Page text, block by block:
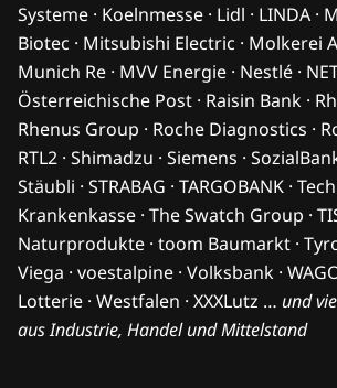
Systeme · Koelnmesse · Lidl · LINDA ·
Biotec · Mitsubishi Electric · Molkerei
Munich Re · MVV Energie · Nestlé ·
Österreichische Post · Raisin Bank ·
Rhenus Group · Roche Diagnostics ·
RTL2 · Shimadzu · Siemens ·
Stäubli · STRABAG · TARGOBANK ·
Krankenkasse · The Swatch Group ·
Naturprodukte · toom Baumarkt ·
Viega · voestalpine · Volksbank ·
Lotterie · Westfalen · XXXLutz … und
aus Industrie, Handel und Mittelstand